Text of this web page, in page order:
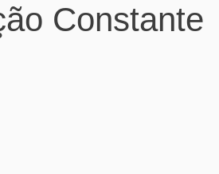
Constante